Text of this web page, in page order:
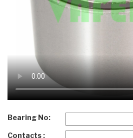
Bearing No:
Contacts :